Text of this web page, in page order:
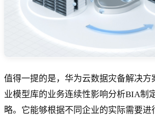
值得一提的是，华为云数据灾备解决方
业模型库的业务连续性影响分析BIA制
略。它能够根据不同企业的实际需要进